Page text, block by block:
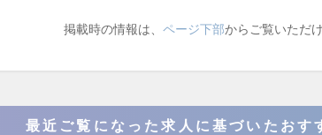
掲載時の情報は、 ページ下部からご覧いただけ
最近ご覧になった求人に基づいたおす